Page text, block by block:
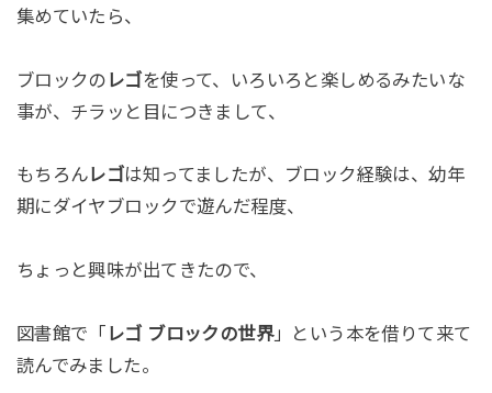
集めていたら、
ブロックの レゴを使って、いろいろと楽しめるみたいな
事が、チラッと目につきまして、
もちろん レゴ は知ってましたが、ブロック経験は、幼年
期にダイヤブロックで遊んだ程度、
ちょっと興味が出てきたので、
図書館で「 レゴ ブロックの世界」という本を借りて来て
読んでみました。